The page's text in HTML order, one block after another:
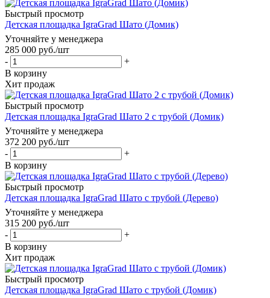
Быстрый просмотр
Детская площадка IgraGrad Шато (Домик)
Уточняйте у менеджера
285 000 руб./шт
-
+
В корзину
Хит продаж
Быстрый просмотр
Детская площадка IgraGrad Шато 2 с трубой (Домик)
Уточняйте у менеджера
372 200 руб./шт
-
+
В корзину
Быстрый просмотр
Детская площадка IgraGrad Шато с трубой (Дерево)
Уточняйте у менеджера
315 200 руб./шт
-
+
В корзину
Хит продаж
Быстрый просмотр
Детская площадка IgraGrad Шато с трубой (Домик)